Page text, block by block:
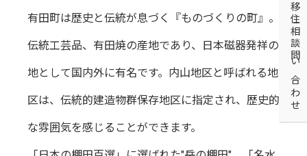
移住相談問い合わせ
有田町は歴史と伝統が息づく『ものづくりの町』。
伝統工芸品、有田焼の産地であり、日本磁器発祥の
地として国内外に有名です。内山地区と呼ばれる地
区は、伝統的建造物群保存地区に指定され、歴史的
な雰囲気を感じることができます。